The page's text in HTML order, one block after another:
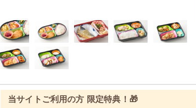
当サイトご利用の方 限定特典！🎁